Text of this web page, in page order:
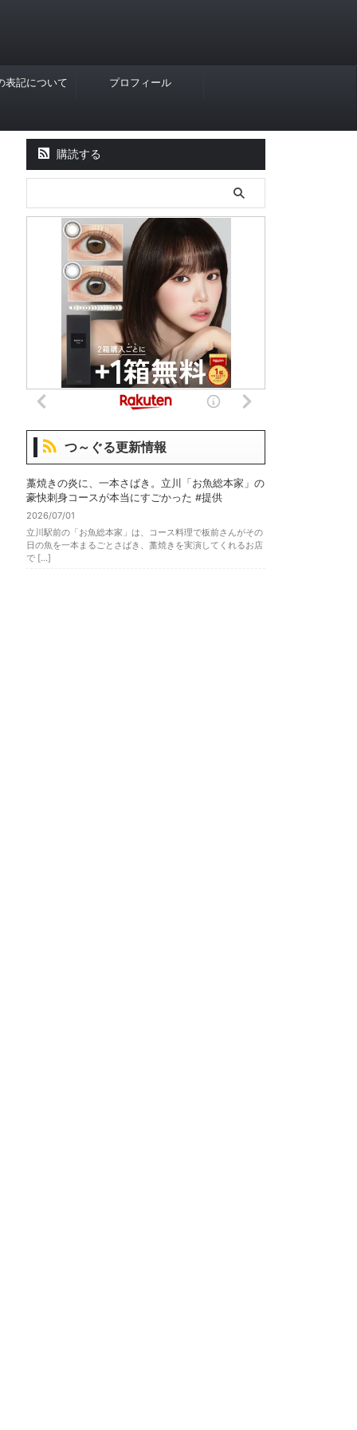
表記について プロフィール
購読する
つ～ぐる更新情報
藁焼きの炎に、一本さばき。立川「お魚総本家」の
豪快刺身コースが本当にすごかった #提供
2026/07/01
立川駅前の「お魚総本家」は、コース料理で板前さんがその
日の魚を一本まるごとさばき、藁焼きを実演してくれるお店
で […]